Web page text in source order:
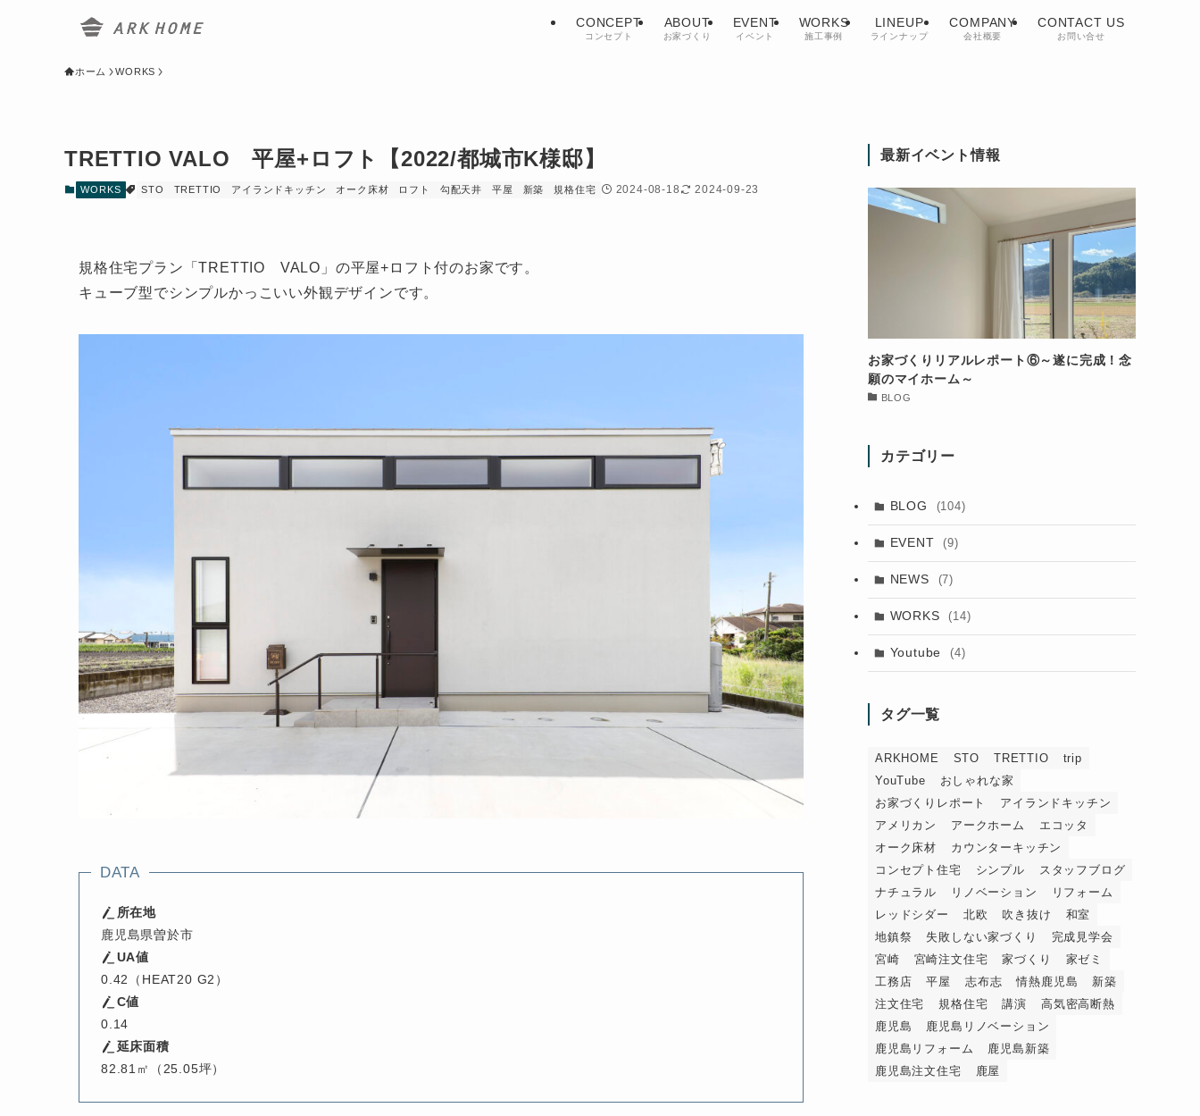
CONCEPT
コンセプト
ABOUT
お家づくり
EVENT
イベント
WORKS
施工事例
LINEUP
ラインナップ
COMPANY
会社概要
CONTACT US
お問い合せ
ホーム WORKS
TRETTIO VALO 平屋+ロフト【2022/都城市K様邸】
WORKS STO TRETTIO アイランドキッチン オーク床材 ロフト 勾配天井 平屋 新築 規格住宅 2024-08-18 2024-09-23
規格住宅プラン「TRETTIO VALO」の平屋+ロフト付のお家です。
キューブ型でシンプルかっこいい外観デザインです。
DATA
所在地
鹿児島県曽於市
UA値
0.42（HEAT20 G2）
C値
0.14
延床面積
82.81㎡（25.05坪）
最新イベント情報
お家づくりリアルレポート⑥～遂に完成！念
願のマイホーム～
BLOG
カテゴリー
BLOG (104)
EVENT (9)
NEWS (7)
WORKS (14)
Youtube (4)
タグ一覧
ARKHOME STO TRETTIO
trip
YouTube
おしゃれな家
お家づくりレポート
アイランドキッチン
アメリカン
アークホーム
エコッタ
オーク床材
カウンターキッチン
コンセプト住宅
シンプル
スタッフブログ
ナチュラル
リノベーション
リフォーム
レッドシダー
北欧 吹き抜け
和室
地鎮祭
失敗しない家づくり
完成見学会
宮崎
宮崎注文住宅 家づくり
家ゼミ
工務店
平屋 志布志 情熱鹿児島
新築
注文住宅
規格住宅 講演
高気密高断熱
鹿児島
鹿児島リノベーション
鹿児島リフォーム
鹿児島新築
鹿児島注文住宅
鹿屋